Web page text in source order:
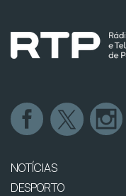
NOTÍCIAS
DESPORTO